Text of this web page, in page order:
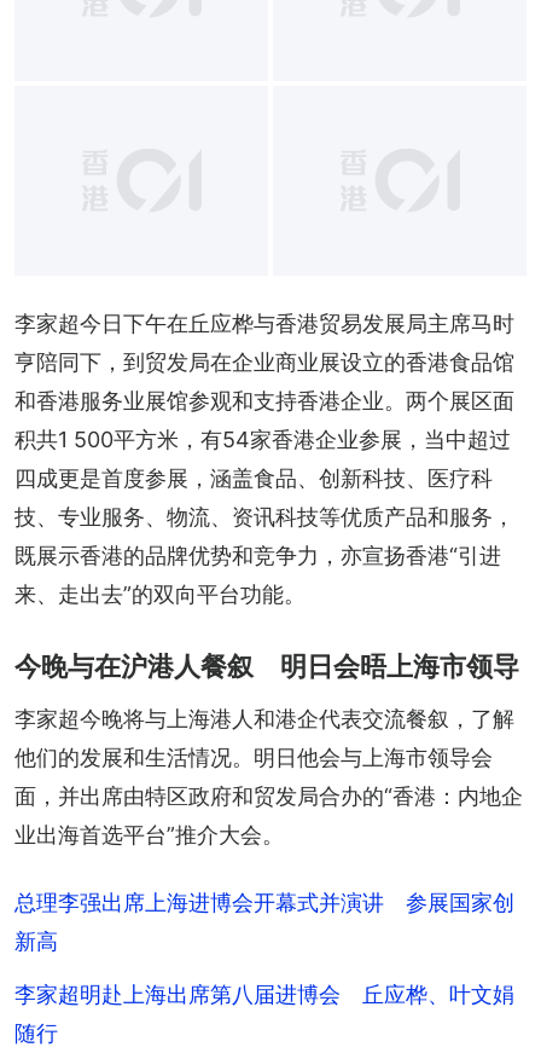
李家超今日下午在丘应桦与香港贸易发展局主席马时
亨陪同下，到贸发局在企业商业展设立的香港食品馆
和香港服务业展馆参观和支持香港企业。两个展区面
积共1 500平方米，有54家香港企业参展，当中超过
四成更是首度参展，涵盖食品、创新科技、医疗科
技、专业服务、物流、资讯科技等优质产品和服务，
既展示香港的品牌优势和竞争力，亦宣扬香港“引进
来、走出去”的双向平台功能。
今晚与在沪港人餐叙 明日会晤上海市领导
李家超今晚将与上海港人和港企代表交流餐叙，了解
他们的发展和生活情况。明日他会与上海市领导会
面，并出席由特区政府和贸发局合办的“香港：内地企
业出海首选平台”推介大会。
总理李强出席上海进博会开幕式并演讲 参展国家创
新高
李家超明赴上海出席第八届进博会 丘应桦、叶文娟
随行